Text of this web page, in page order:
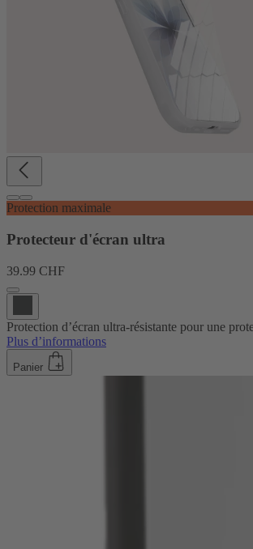
Protection maximale
Protecteur d'écran ultra
39.99 CHF
Protection d’écran ultra-résistante pour une
Plus d’informations
Panier